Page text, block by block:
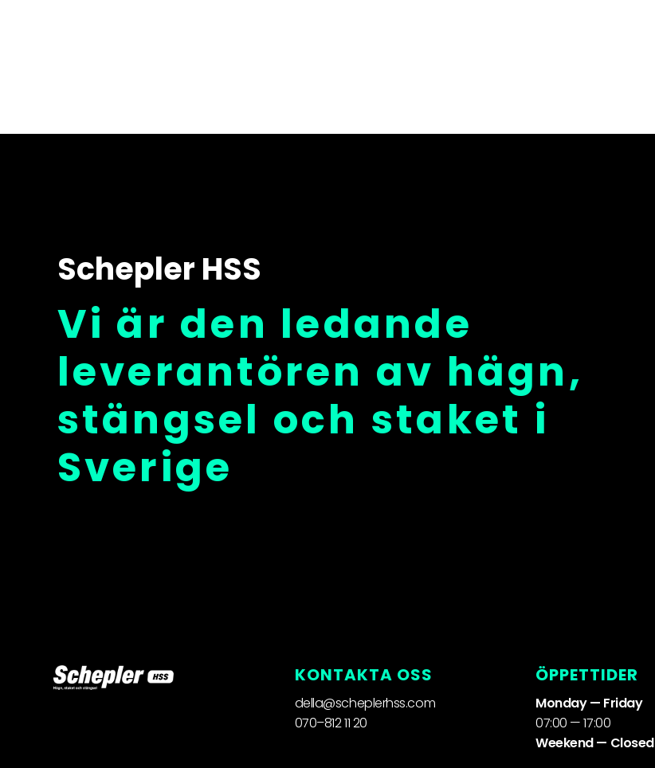
Schepler HSS
Vi är den ledande
leverantören av hägn,
stängsel och staket i
Sverige
KONTAKTA OSS
della@scheplerhss.com
070–812 11 20
ÖPPETTIDER
Monday — Friday
07:00 — 17:00
Weekend — Closed